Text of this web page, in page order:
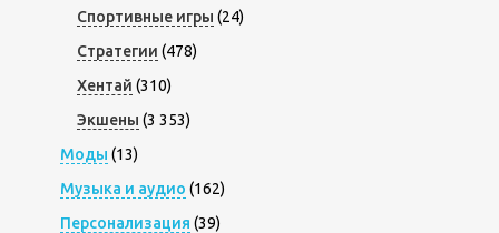
Спортивные игры (24)
Стратегии (478)
Хентай (310)
Экшены (3 353)
Моды (13)
Музыка и аудио (162)
Персонализация (39)